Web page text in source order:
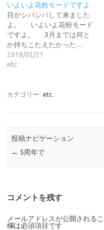
いよいよ花粉モードですよ
目がシバシバして来ました
よ。 いよいよ花粉モード
ですよ。 3月までは何と
か持ちこたえたかった…
2018/02/21
etc.
カテゴリー: etc.
投稿ナビゲーション
← 5周年で
コメントを残す
メールアドレスが公開される
欄は必須項目です